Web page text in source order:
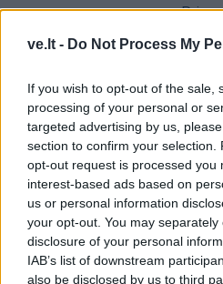
ve.lt - Do Not Process My
If you wish to opt-out of the sale,
processing of your personal or
targeted advertising by us,
section to confirm your selection.
opt-out request is processed you
interest-based ads based on
us or personal information
your opt-out. You may
disclosure of your personal
IAB’s list of downstream
also be disclosed by us to third
Service
apply.